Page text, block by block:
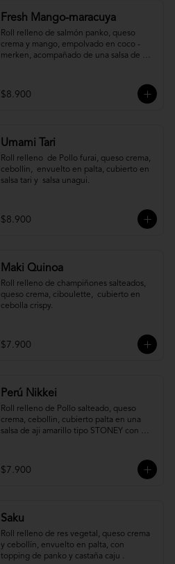
Fresh Mango-maracuya
Roll relleno de salmón panko, queso
crema y mango, empolvado en coco -
merken, acompañado de una salsa de
$8.900
Umami Tari
Roll relleno  de Pollo furai, queso crema,
cebollin,  envuelto en palta, cubierto en
salsa tari y  salsa unagui.
$8.900
Maki Quinoa
​Roll relleno de champiñones salteados,
queso crema, ciboulette,  cubierto en
cebolla crispy.
$7.900
Perú Nikkei
Roll relleno de Pollo salteado, queso
crema, cebollin, cubierto palta en una
salsa de aji amarillo tipo STONEY con
$7.900
Saku
Roll relleno de res vegetal, queso crema
y cebollín, envuelto en palta, con
topping de panko y castaña caju .